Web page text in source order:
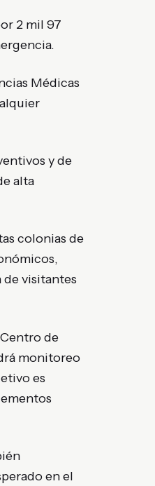
2 mil 97
Médicas
y de
alta
colonias de
visitantes
de
monitoreo
es
en el